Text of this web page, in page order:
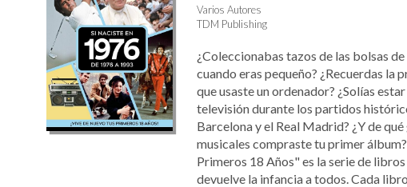
Varios Autores
TDM Publishing
¿Coleccionabas tazos de las bolsas
cuando eras pequeño? ¿Recuerdas la
que usaste un ordenador? ¿Solías
televisión durante los partidos
Barcelona y el Real Madrid? ¿Y de
musicales compraste tu primer
Primeros 18 Años" es la serie de libros
devuelve la infancia a todos. Cada